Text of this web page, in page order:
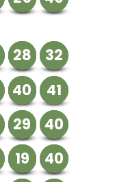
28
32
40
41
29
40
19
40